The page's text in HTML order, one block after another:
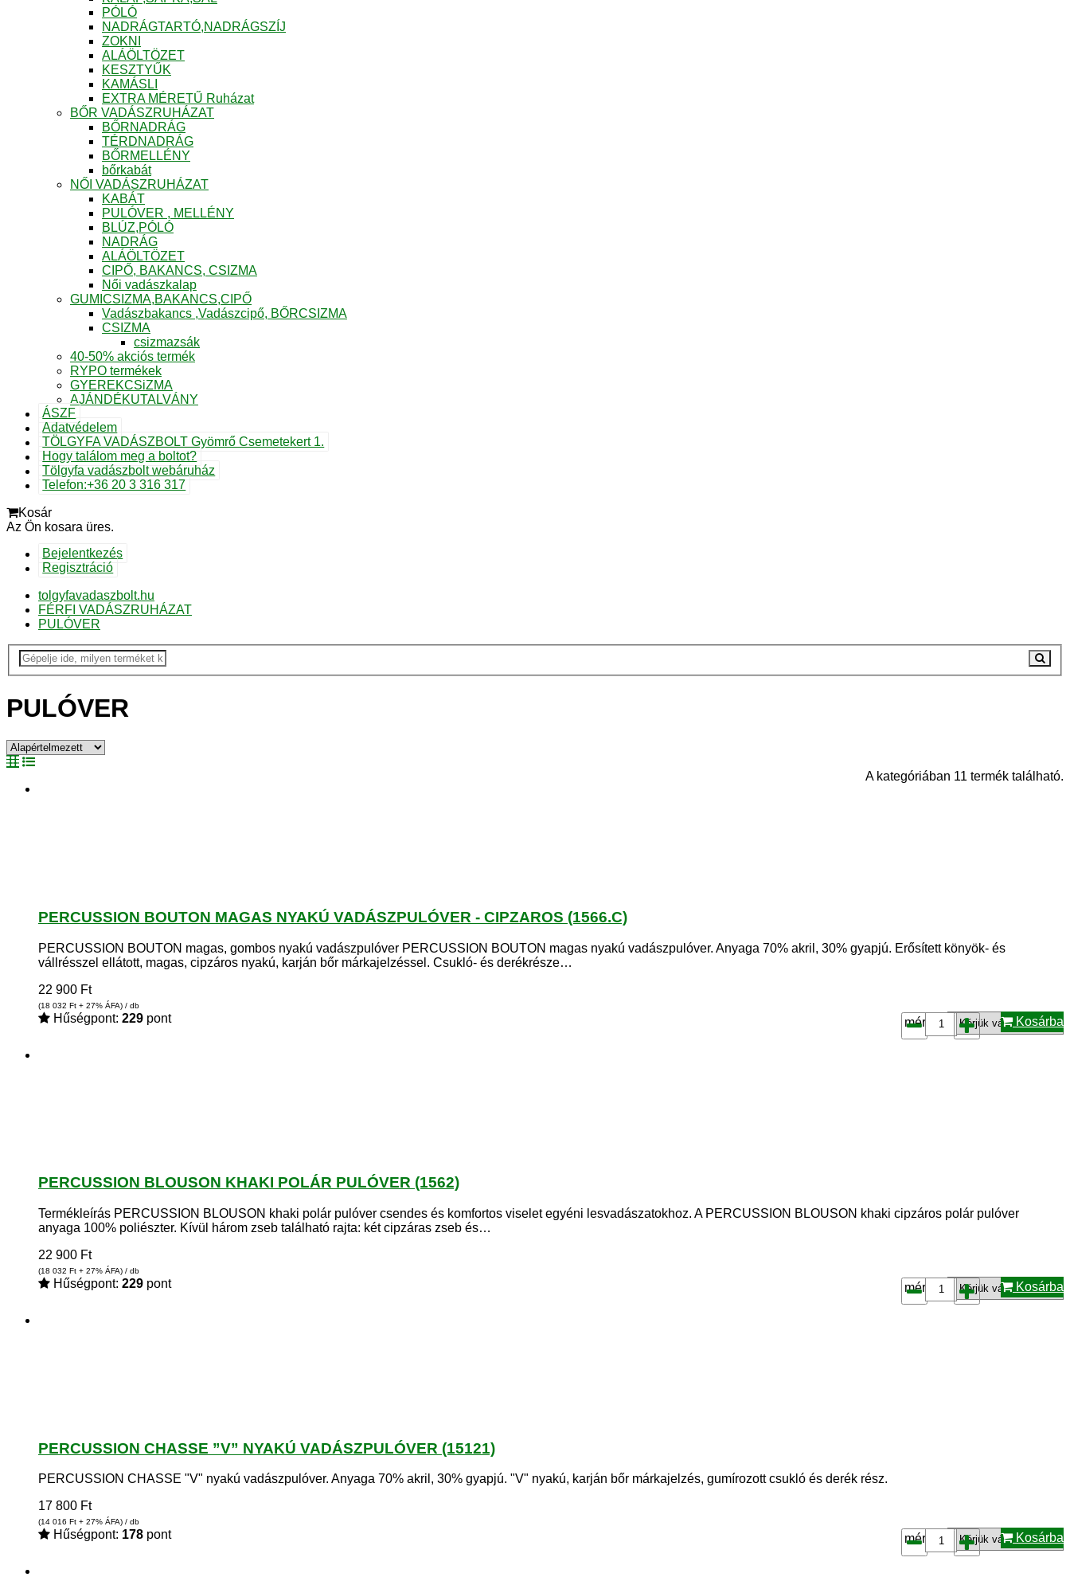
PÓLÓ
NADRÁGTARTÓ,NADRÁGSZÍJ
ZOKNI
ALÁÖLTÖZET
KESZTYŰK
KAMÁSLI
EXTRA MÉRETŰ Ruházat
BŐR VADÁSZRUHÁZAT
BŐRNADRÁG
TÉRDNADRÁG
BŐRMELLÉNY
bőrkabát
NŐI VADÁSZRUHÁZAT
KABÁT
PULÓVER , MELLÉNY
BLÚZ,PÓLÓ
NADRÁG
ALÁÖLTÖZET
CIPŐ, BAKANCS, CSIZMA
Női vadászkalap
GUMICSIZMA,BAKANCS,CIPŐ
Vadászbakancs ,Vadászcipő, BŐRCSIZMA
CSIZMA
csizmazsák
40-50% akciós termék
RYPO termékek
GYEREKCSiZMA
AJÁNDÉKUTALVÁNY
ÁSZF
Adatvédelem
TÖLGYFA VADÁSZBOLT Gyömrő Csemetekert 1.
Hogy találom meg a boltot?
Tölgyfa vadászbolt webáruház
Telefon:+36 20 3 316 317
Kosár
Az Ön kosara üres.
Bejelentkezés
Regisztráció
tolgyfavadaszbolt.hu
FÉRFI VADÁSZRUHÁZAT
PULÓVER
PULÓVER
A kategóriában 11 termék található.
PERCUSSION BOUTON MAGAS NYAKÚ VADÁSZPULÓVER - CIPZAROS (1566.C)
PERCUSSION BOUTON magas, gombos nyakú vadászpulóver PERCUSSION BOUTON magas nyakú vadászpulóver. Anyaga 70% akril, 30% gyapjú. Erősített könyök- és
vállrésszel ellátott, magas, cipzáros nyakú, karján bőr márkajelzéssel. Csukló- és derékrésze…
22 900 Ft
(18 032 Ft + 27% ÁFA) / db
Hűségpont: 229 pont méret*: Kosárba
PERCUSSION BLOUSON KHAKI POLÁR PULÓVER (1562)
Termékleírás PERCUSSION BLOUSON khaki polár pulóver csendes és komfortos viselet egyéni lesvadászatokhoz. A PERCUSSION BLOUSON khaki cipzáros polár pulóver
anyaga 100% poliészter. Kívül három zseb található rajta: két cipzáras zseb és…
22 900 Ft
(18 032 Ft + 27% ÁFA) / db
Hűségpont: 229 pont méret*: Kosárba
PERCUSSION CHASSE ”V” NYAKÚ VADÁSZPULÓVER (15121)
PERCUSSION CHASSE "V" nyakú vadászpulóver. Anyaga 70% akril, 30% gyapjú. "V" nyakú, karján bőr márkajelzés, gumírozott csukló és derék rész.
17 800 Ft
(14 016 Ft + 27% ÁFA) / db
Hűségpont: 178 pont méret*: Kosárba